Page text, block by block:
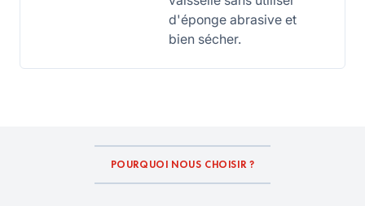
d'éponge abrasive et
bien sécher.
POURQUOI NOUS CHOISIR ?